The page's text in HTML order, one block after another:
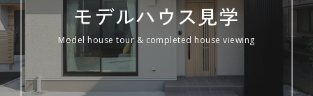
モデルハウス見学
Model house tour & completed house viewing